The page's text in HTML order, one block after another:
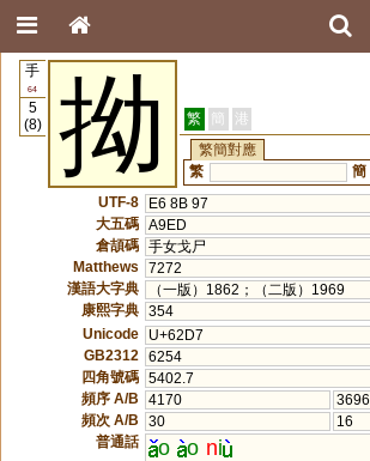
手
64
5
(8)
拗 繁 簡 港
繁簡對應
繁
簡
UTF-8
E6 8B 97
大五碼 A9ED
倉頡碼 手女戈尸
Matthews
7272
漢語大字典
（一版）1862；（二版）1969
康熙字典 354
Unicode
U+62D7
GB2312
6254
四角號碼 5402.7
頻序 A/B
4170
3696
頻次 A/B
30
16
普通話
o o ni